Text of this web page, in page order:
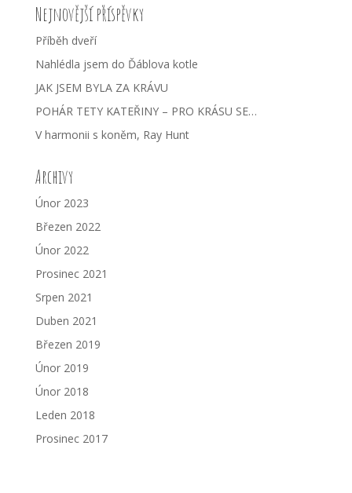
Nejnovější příspěvky
Příběh dveří
Nahlédla jsem do Ďáblova kotle
JAK JSEM BYLA ZA KRÁVU
POHÁR TETY KATEŘINY – PRO KRÁSU SE…
V harmonii s koněm, Ray Hunt
Archivy
Únor 2023
Březen 2022
Únor 2022
Prosinec 2021
Srpen 2021
Duben 2021
Březen 2019
Únor 2019
Únor 2018
Leden 2018
Prosinec 2017